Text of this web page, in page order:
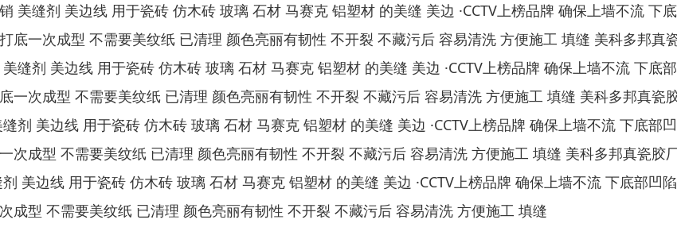
美缝剂 美边线 用于瓷砖 仿木砖 玻璃 石材 马赛克 铝塑材 的美缝 美边 ·CCTV上榜品牌 确保上墙不流 下
底一次成型 不需要美纹纸 已清理 颜色亮丽有韧性 不开裂 不藏污后 容易清洗 方便施工 填缝 美科多邦真
缝剂 美边线 用于瓷砖 仿木砖 玻璃 石材 马赛克 铝塑材 的美缝 美边 ·CCTV上榜品牌 确保上墙不流 下底
一次成型 不需要美纹纸 已清理 颜色亮丽有韧性 不开裂 不藏污后 容易清洗 方便施工 填缝 美科多邦真瓷
剂 美边线 用于瓷砖 仿木砖 玻璃 石材 马赛克 铝塑材 的美缝 美边 ·CCTV上榜品牌 确保上墙不流 下底部
次成型 不需要美纹纸 已清理 颜色亮丽有韧性 不开裂 不藏污后 容易清洗 方便施工 填缝 美科多邦真瓷胶
美边线 用于瓷砖 仿木砖 玻璃 石材 马赛克 铝塑材 的美缝 美边 ·CCTV上榜品牌 确保上墙不流 下底部凹
成型 不需要美纹纸 已清理 颜色亮丽有韧性 不开裂 不藏污后 容易清洗 方便施工 填缝